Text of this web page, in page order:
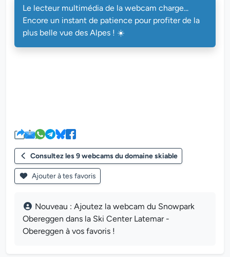
Le lecteur multimédia de la webcam charge...
Encore un instant de patience pour profiter de la
plus belle vue des Alpes ! ☀️
Consultez les 9 webcams du domaine skiable
Ajouter à tes favoris
Nouveau : Ajoutez la webcam du Snowpark
Obereggen dans la Ski Center Latemar -
Obereggen à vos favoris !